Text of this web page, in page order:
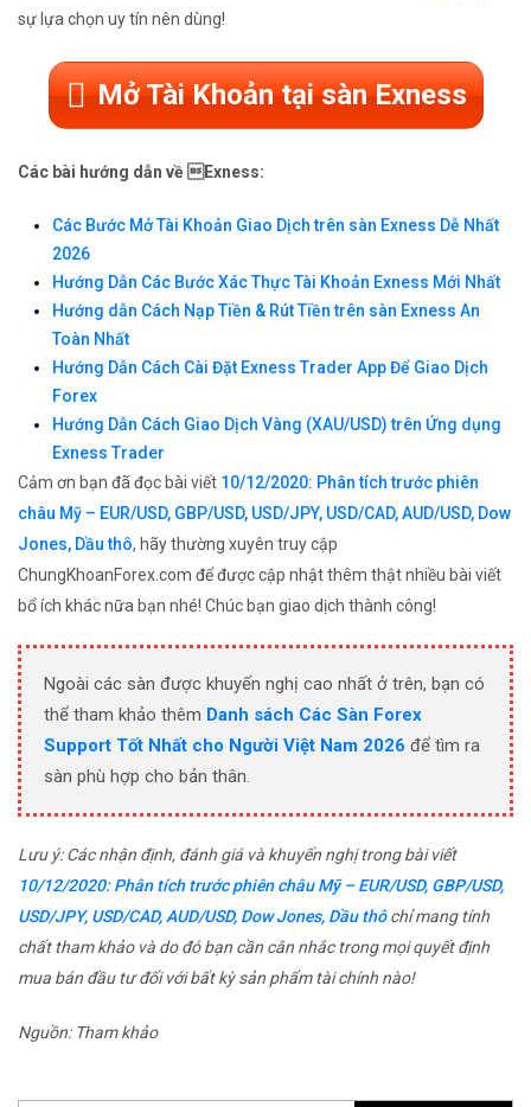
sự lựa chọn uy tín nên dùng!
Mở Tài Khoản tại sàn Exness
Các bài hướng dẫn về Exness:
Các Bước Mở Tài Khoản Giao Dịch trên sàn Exness Dễ Nhất
2026
Hướng Dẫn Các Bước Xác Thực Tài Khoản Exness Mới Nhất
Hướng dẫn Cách Nạp Tiền & Rút Tiền trên sàn Exness An
Toàn Nhất
Hướng Dẫn Cách Cài Đặt Exness Trader App Để Giao Dịch
Forex
Hướng Dẫn Cách Giao Dịch Vàng (XAU/USD) trên Ứng dụng
Exness Trader
Cảm ơn bạn đã đọc bài viết 10/12/2020: Phân tích trước phiên
châu Mỹ – EUR/USD, GBP/USD, USD/JPY, USD/CAD, AUD/USD, Dow
Jones, Dầu thô, hãy thường xuyên truy cập
ChungKhoanForex.com để được cập nhật thêm thật nhiều bài viết
bổ ích khác nữa bạn nhé! Chúc bạn giao dịch thành công!
Ngoài các sàn được khuyến nghị cao nhất ở trên, bạn có
thể tham khảo thêm Danh sách Các Sàn Forex
Support Tốt Nhất cho Người Việt Nam 2026 để tìm ra
sàn phù hợp cho bản thân.
Lưu ý: Các nhận định, đánh giá và khuyến nghị trong bài viết
10/12/2020: Phân tích trước phiên châu Mỹ – EUR/USD, GBP/USD,
USD/JPY, USD/CAD, AUD/USD, Dow Jones, Dầu thôchỉ mang tính
chất tham khảo và do đó bạn cần cân nhắc trong mọi quyết định
mua bán đầu tư đối với bất kỳ sản phẩm tài chính nào!
Nguồn: Tham khảo